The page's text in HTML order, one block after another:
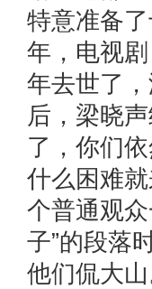
特意准备
年，电视
年去世了
后，梁晓
了，你们
什么困难
个普通观
子”的段落
他们侃大